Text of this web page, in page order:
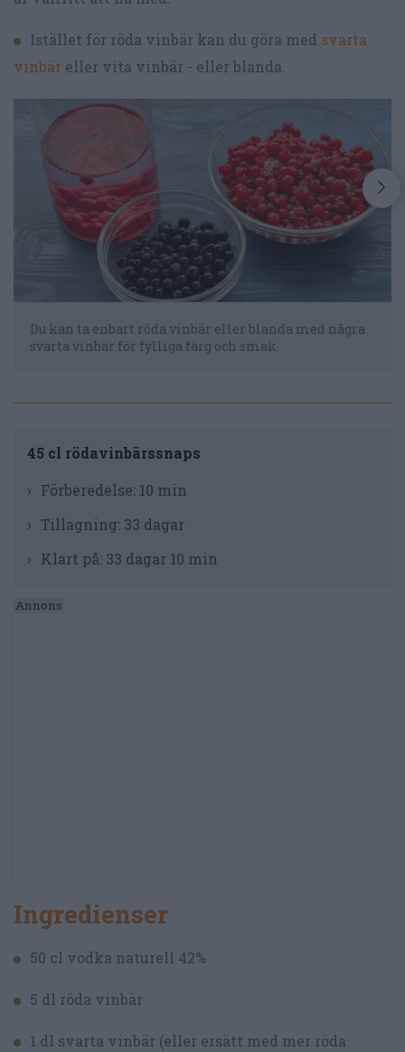
Istället för röda vinbär kan du göra med svarta
vinbär eller vita vinbär - eller blanda.
Du kan ta enbart röda vinbär eller blanda med några
svarta vinbär för fylliga färg och smak.
45 cl rödavinbärssnaps
Förberedelse: 10 min
Tillagning: 33 dagar
Klart på: 33 dagar 10 min
Ingredienser
50 cl vodka naturell 42%
5 dl röda vinbär
1 dl svarta vinbär (eller ersätt med mer röda